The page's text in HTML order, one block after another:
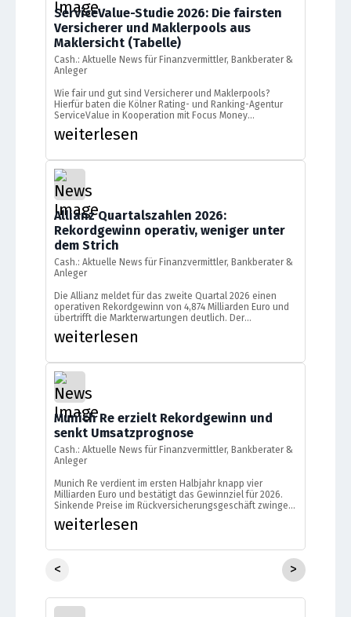
ServiceValue-Studie 2026: Die fairsten
Versicherer und Maklerpools aus
Maklersicht (Tabelle)
Cash.: Aktuelle News für Finanzvermittler, Bankberater &
Anleger
Wie fair und gut sind Versicherer und Maklerpools?
Hierfür baten die Kölner Rating- und Ranking-Agentur
ServiceValue in Kooperation mit Focus Money
Versicherungsprofi mehr als 5.000 unabhängige
Vermittler um ihre Meinung zu 44
verbünden in den Sparten Leben, Kranken, Schaden,
Rechtsschutz und Gewerbe sowie Betriebliche
Altersvorsorge. Bewertet wurden dabei sieben
Teildimensionen: […]
weiterlesen
Allianz Quartalszahlen 2026:
Rekordgewinn operativ, weniger unter
dem Strich
Cash.: Aktuelle News für Finanzvermittler, Bankberater &
Anleger
Die Allianz meldet für das zweite Quartal 2026 einen
operativen Rekordgewinn von 4,874 Milliarden Euro und
übertrifft die Markterwartungen deutlich. Der
Konzerngewinn sank dennoch – vor allem wegen eines
ausgelaufenen Sondereffekts. Was die Allianz-
weiterlesen
Munich Re erzielt Rekordgewinn und
senkt Umsatzprognose
Cash.: Aktuelle News für Finanzvermittler, Bankberater &
Anleger
Munich Re verdient im ersten Halbjahr knapp vier
Milliarden Euro und bestätigt das Gewinnziel für 2026.
Sinkende Preise im Rückversicherungsgeschäft zwingen
den Konzern jedoch zu einer niedrigeren
Umsatzprognose – und die Großschadensaison steht
weiterlesen
< >